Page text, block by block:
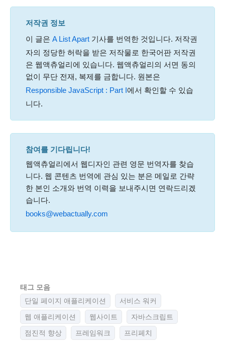
저작권 정보
이 글은 A List Apart 기사를 번역한 것입니다. 저작권
자의 정당한 허락을 받은 저작물로 한국어판 저작권
은 웹액츄얼리에 있습니다. 웹액츄얼리의 서면 동의
없이 무단 전재, 복제를 금합니다. 원본은
Responsible JavaScript : Part I에서 확인할 수 있습
니다.
참여를 기다립니다!
웹액츄얼리에서 웹디자인 관련 영문 번역자를 찾습
니다. 웹 콘텐츠 번역에 관심 있는 분은 메일로 간략
한 본인 소개와 번역 이력을 보내주시면 연락드리겠
습니다.
books@webactually.com
태그 모음
단일 페이지 애플리케이션
서비스 워커
웹 애플리케이션
웹사이트
자바스크립트
점진적 향상
프레임워크 프리페치